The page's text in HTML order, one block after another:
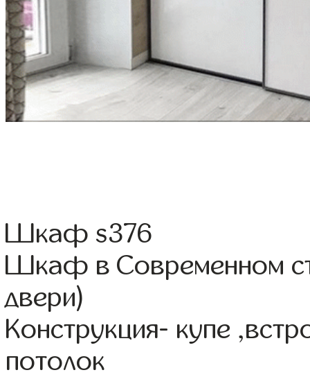
Шкаф s376
Шкаф в Современном
двери)
Конструкция- купе
потолок